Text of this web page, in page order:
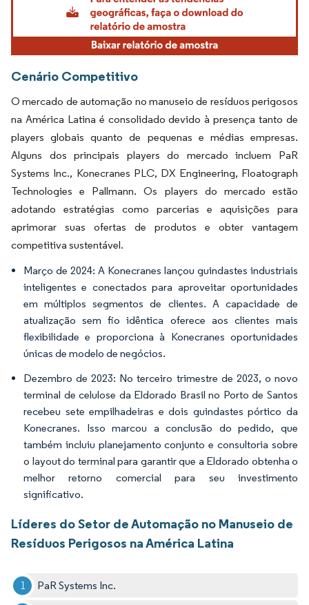
Cenário Competitivo
O mercado de automação no manuseio de resíduos perigosos
na América Latina é consolidado devido à presença tanto de
players globais quanto de pequenas e médias empresas.
Alguns dos principais players do mercado incluem PaR
Systems Inc., Konecranes PLC, DX Engineering, Floatograph
Technologies e Pallmann. Os players do mercado estão
adotando estratégias como parcerias e aquisições para
aprimorar suas ofertas de produtos e obter vantagem
competitiva sustentável.
Março de 2024: A Konecranes lançou guindastes industriais
inteligentes e conectados para aproveitar oportunidades
em múltiplos segmentos de clientes. A capacidade de
atualização sem fio idêntica oferece aos clientes mais
flexibilidade e proporciona à Konecranes oportunidades
únicas de modelo de negócios.
Dezembro de 2023: No terceiro trimestre de 2023, o novo
terminal de celulose da Eldorado Brasil no Porto de Santos
recebeu sete empilhadeiras e dois guindastes pórtico da
Konecranes. Isso marcou a conclusão do pedido, que
também incluiu planejamento conjunto e consultoria sobre
o layout do terminal para garantir que a Eldorado obtenha o
melhor retorno comercial para seu investimento
significativo.
Líderes do Setor de Automação no Manuseio de
Resíduos Perigosos na América Latina
PaR Systems Inc.